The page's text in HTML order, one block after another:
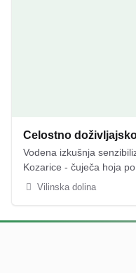
Celostno
Vodena izkušnja
Kozarice - čuječa hoja
Vilinska dolina